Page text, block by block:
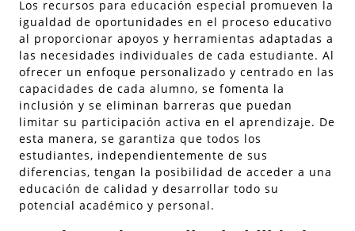
Los recursos para educación especial promueven la
igualdad de oportunidades en el proceso educativo
al proporcionar apoyos y herramientas adaptadas a
las necesidades individuales de cada estudiante. Al
ofrecer un enfoque personalizado y centrado en las
capacidades de cada alumno, se fomenta la
inclusión y se eliminan barreras que puedan
limitar su participación activa en el aprendizaje. De
esta manera, se garantiza que todos los
estudiantes, independientemente de sus
diferencias, tengan la posibilidad de acceder a una
educación de calidad y desarrollar todo su
potencial académico y personal.